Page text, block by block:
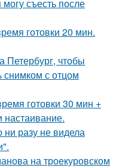
съесть после
готовки 20 мин.
Петербург, чтобы
снимком с отцом
готовки 30 мин +
настаивание.
ни разу не видела
на троекуровском